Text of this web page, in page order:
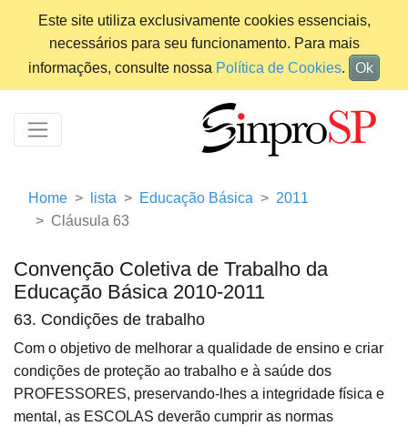
Este site utiliza exclusivamente cookies essenciais,
necessários para seu funcionamento. Para mais
informações, consulte nossa Política de Cookies. Ok
Home lista Educação Básica
2011
Cláusula 63
Convenção Coletiva de Trabalho da
Educação Básica 2010-2011
63. Condições de trabalho
Com o objetivo de melhorar a qualidade de ensino e criar
condições de proteção ao trabalho e à saúde dos
PROFESSORES, preservando-lhes a integridade física e
mental, as ESCOLAS deverão cumprir as normas